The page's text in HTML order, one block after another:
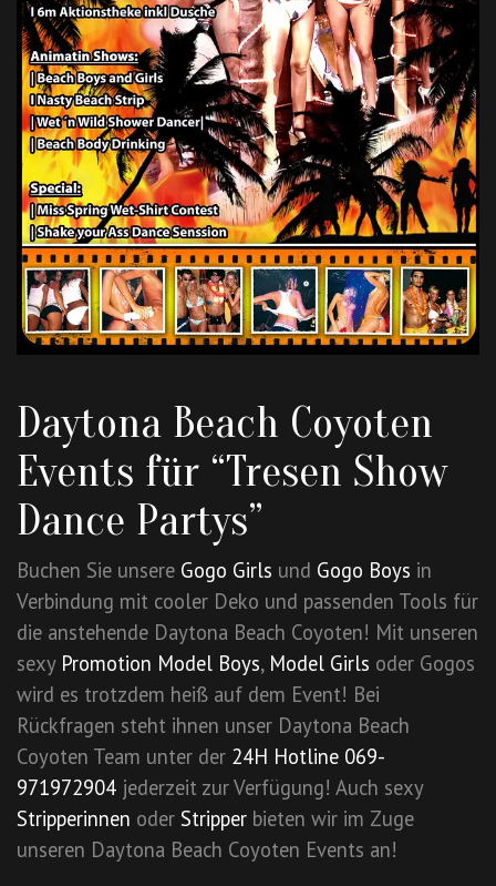
Daytona Beach Coyoten
Events für “Tresen Show
Dance Partys”
Buchen Sie unsere Gogo Girls und Gogo Boys in
Verbindung mit cooler Deko und passenden Tools für
die anstehende Daytona Beach Coyoten! Mit unseren
sexy Promotion Model Boys, Model Girls oder Gogos
wird es trotzdem heiß auf dem Event! Bei
Rückfragen steht ihnen unser Daytona Beach
Coyoten Team unter der 24H Hotline 069-
971972904 jederzeit zur Verfügung! Auch sexy
Stripperinnen oder Stripper bieten wir im Zuge
unseren Daytona Beach Coyoten Events an!